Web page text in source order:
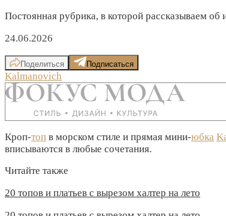
Постоянная рубрика, в которой рассказываем
24.06.2026
Поделиться Подписаться
Kalmanovich
Кроп-топ в морском стиле и прямая мини-юбка
вписываются в любые сочетания.
Читайте также
20 топов и платьев с вырезом халтер на лето